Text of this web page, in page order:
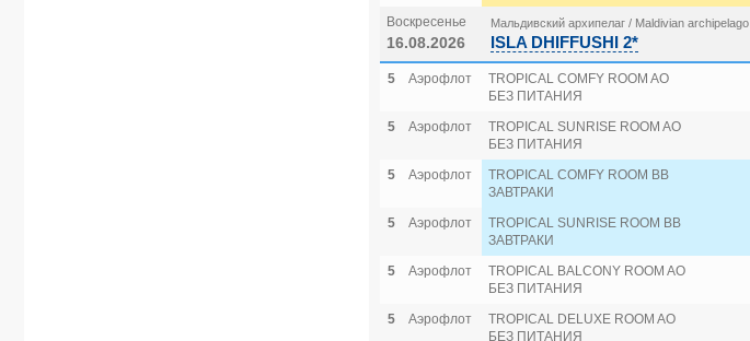
Воскресенье
16.08.2026
Мальдивский архипелаг / Maldivian archipelago
ISLA DHIFFUSHI 2*
5 Аэрофлот
TROPICAL COMFY ROOM AO
БЕЗ ПИТАНИЯ
5 Аэрофлот
TROPICAL SUNRISE ROOM AO
БЕЗ ПИТАНИЯ
5 Аэрофлот
TROPICAL COMFY ROOM BB
ЗАВТРАКИ
5 Аэрофлот
TROPICAL SUNRISE ROOM BB
ЗАВТРАКИ
5 Аэрофлот
TROPICAL BALCONY ROOM AO
БЕЗ ПИТАНИЯ
5 Аэрофлот
TROPICAL DELUXE ROOM AO
БЕЗ ПИТАНИЯ